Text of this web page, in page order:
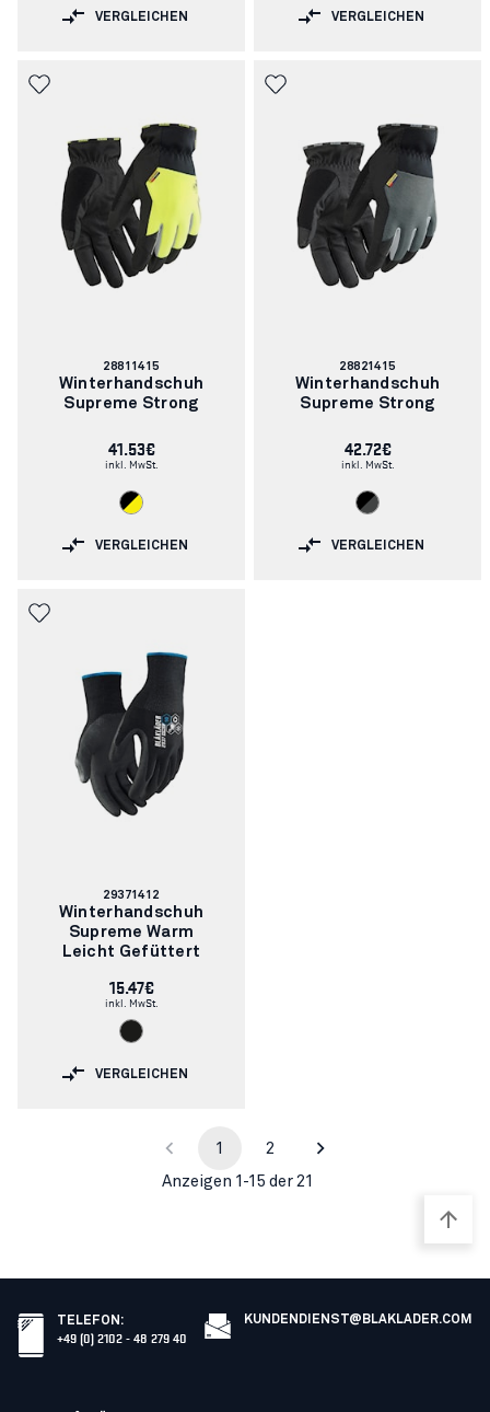
VERGLEICHEN VERGLEICHEN
Artikelnummer:
28811415
Winterhandschuh
Supreme Strong
41.53€
inkl. MwSt.
VERGLEICHEN
Artikelnummer:
28821415
Winterhandschuh
Supreme Strong
42.72€
inkl. MwSt.
VERGLEICHEN
Artikelnummer:
29371412
Winterhandschuh
Supreme Warm
Leicht Gefüttert
15.47€
inkl. MwSt.
VERGLEICHEN
1 2
Anzeigen 1-15 der 21
TELEFON :
+49 (0) 2102 - 48 279 40
KUNDENDIENST@BLAKLADER.COM